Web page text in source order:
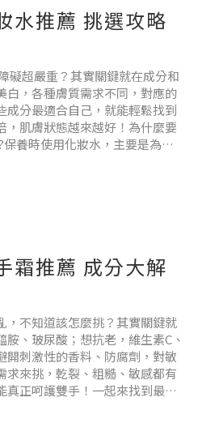
水推薦 挑選攻略
礙超嚴重？其實關鍵就在成分和
白，各種膚質需求不同，對應的
成分最適合自己，就能輕鬆找到
，肌膚狀態越來越好！為什麼要
養時使用化妝水，主要是為了
肌膚容易乾燥，化妝水能迅速
。平衡 pH 值：洗臉可能會影
霜推薦 成分大解
，不知道該怎麼挑？其實關鍵就
、玻尿酸；想抗老，維生素C、
開刺激性的香料、防腐劑，對敏
求來挑，乾裂、粗糙、敏感都有
正呵護雙手！一起來找到最適